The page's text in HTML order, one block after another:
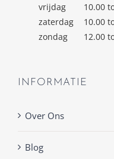
vrijdag
10.00
zaterdag
10.00
zondag
12.00
INFORMATIE
Over Ons
Blog